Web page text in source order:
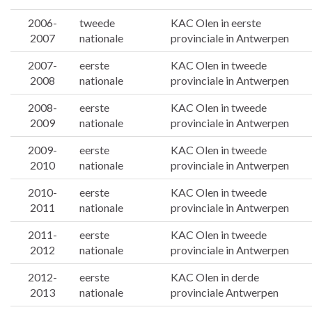
2006-
2007
tweede
nationale
KAC Olen in eerste
provinciale in Antwerpen
2007-
2008
eerste
nationale
KAC Olen in tweede
provinciale in Antwerpen
2008-
2009
eerste
nationale
KAC Olen in tweede
provinciale in Antwerpen
2009-
2010
eerste
nationale
KAC Olen in tweede
provinciale in Antwerpen
2010-
2011
eerste
nationale
KAC Olen in tweede
provinciale in Antwerpen
2011-
2012
eerste
nationale
KAC Olen in tweede
provinciale in Antwerpen
2012-
2013
eerste
nationale
KAC Olen in derde
provinciale Antwerpen